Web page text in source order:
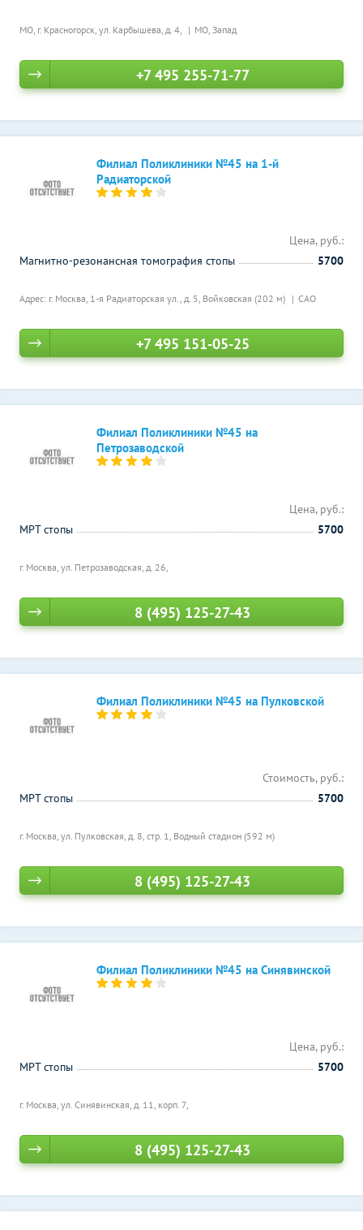
МО, г. Красногорск, ул. Карбышева, д. 4, МО, Запад
+7 495 255-71-77
Филиал Поликлиники №45 на 1-й
Радиаторской
Адрес: г. Москва, 1-я Радиаторская ул., д. 5, Войковская (202 м) САО
Цена, руб.:
Магнитно-резонансная томография стопы
5700
+7 495 151-05-25
Филиал Поликлиники №45 на
Петрозаводской
г. Москва, ул. Петрозаводская, д. 26,
Цена, руб.:
МРТ стопы
5700
8 (495) 125-27-43
Филиал Поликлиники №45 на Пулковской
г. Москва, ул. Пулковская, д. 8, стр. 1, Водный стадион (592 м)
Стоимость, руб.:
МРТ стопы
5700
8 (495) 125-27-43
Филиал Поликлиники №45 на Синявинской
г. Москва, ул. Синявинская, д. 11, корп. 7,
Цена, руб.:
МРТ стопы
5700
8 (495) 125-27-43